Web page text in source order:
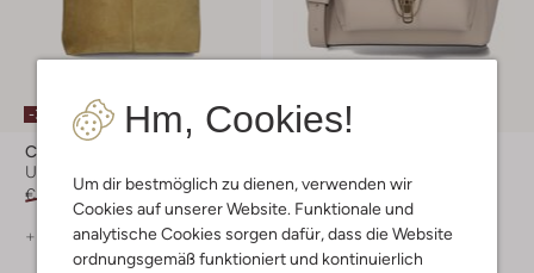
Hm, Cookies!
Um dir bestmöglich zu dienen, verwenden wir
Cookies auf unserer Website. Funktionale und
analytische Cookies sorgen dafür, dass die Website
ordnungsgemäß funktioniert und kontinuierlich
-30%
Coccinelle
Umhängetasche
€ 298,00 € 208,99
+ mehr farben
-30%
€ 420,00 € 293,99